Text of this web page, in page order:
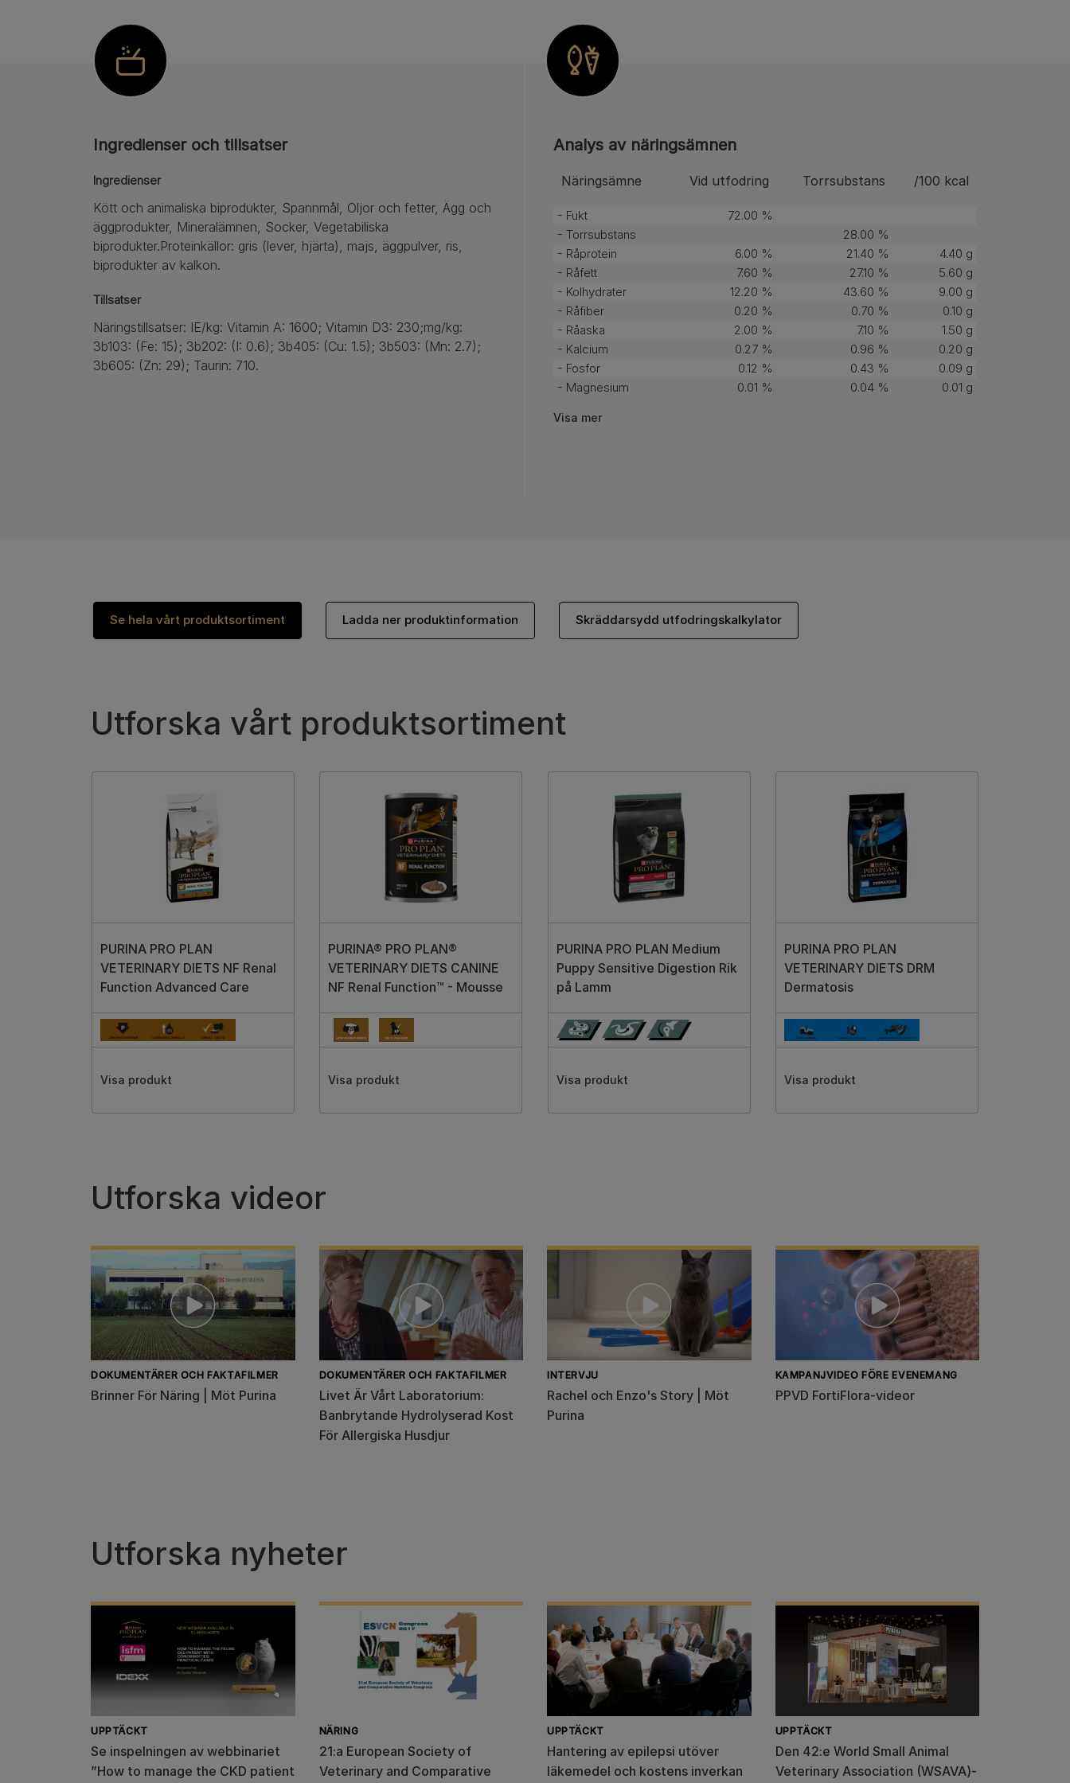
Ingredienser och tillsatser
Ingredienser
Kött och animaliska biprodukter, Spannmål, Oljor och fetter, Ägg och
äggprodukter, Mineralämnen, Socker, Vegetabiliska
biprodukter.Proteinkällor: gris (lever, hjärta), majs, äggpulver, ris,
biprodukter av kalkon.
Tillsatser
Näringstillsatser: IE/kg: Vitamin A: 1600; Vitamin D3: 230;mg/kg:
3b103: (Fe: 15); 3b202: (I: 0.6); 3b405: (Cu: 1.5); 3b503: (Mn: 2.7);
3b605: (Zn: 29); Taurin: 710.
Analys av näringsämnen
Näringsämne Vid utfodring Torrsubstans /100 kcal
- Fukt
72.00 %
- Torrsubstans
28.00 %
- Råprotein
6.00 % 21.40 %
4.40 g
- Råfett
7.60 % 27.10 %
5.60 g
- Kolhydrater
12.20 % 43.60 %
9.00 g
- Råfiber
0.20 % 0.70 %
0.10 g
- Råaska
2.00 % 7.10 %
1.50 g
- Kalcium
0.27 % 0.96 %
0.20 g
- Fosfor
0.12 % 0.43 %
0.09 g
- Magnesium
0.01 % 0.04 % 0.01 g
Visa mer
Se hela vårt produktsortiment Ladda ner produktinformation Skräddarsydd utfodringskalkylator
Utforska vårt produktsortiment
PURINA PRO PLAN
VETERINARY DIETS NF Renal
Function Advanced Care
Visa produkt
PURINA® PRO PLAN®
VETERINARY DIETS CANINE
NF Renal Function™ - Mousse
Visa produkt
PURINA PRO PLAN Medium
Puppy Sensitive Digestion Rik
på Lamm
Visa produkt
PURINA PRO PLAN
VETERINARY DIETS DRM
Dermatosis
Visa produkt
Utforska videor
DOKUMENTÄRER OCH FAKTAFILMER
Brinner För Näring | Möt Purina
DOKUMENTÄRER OCH FAKTAFILMER
Livet Är Vårt Laboratorium:
Banbrytande Hydrolyserad Kost
För Allergiska Husdjur
INTERVJU
Rachel och Enzo's Story | Möt
Purina
KAMPANJVIDEO FÖRE EVENEMANG
PPVD FortiFlora-videor
Utforska nyheter
UPPTÄCKT
Se inspelningen av webbinariet
”How to manage the CKD patient
NÄRING
21:a European Society of
Veterinary and Comparative
UPPTÄCKT
Hantering av epilepsi utöver
läkemedel och kostens inverkan
UPPTÄCKT
Den 42:e World Small Animal
Veterinary Association (WSAVA)-